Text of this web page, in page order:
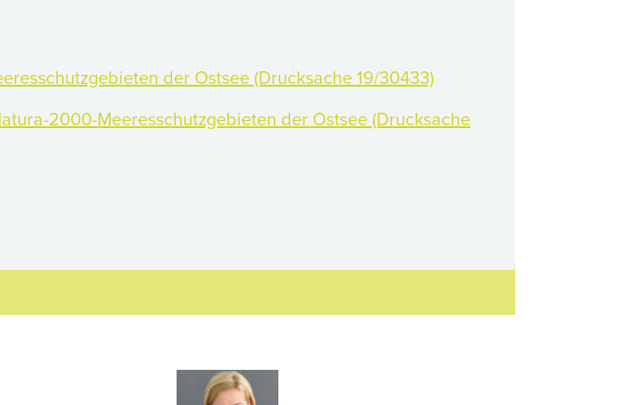
der Ostsee (Drucksache 19/30433)
2000-Meeresschutzgebieten der Ostsee (Drucksache